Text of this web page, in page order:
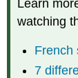
Learn
watching
French
7